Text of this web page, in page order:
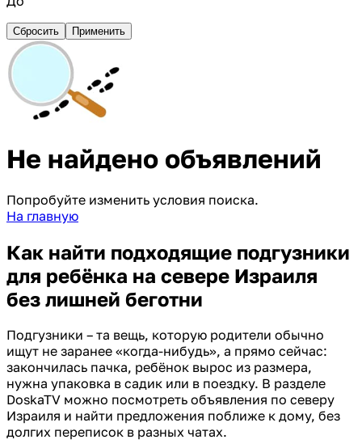
Сбросить Применить
Не найдено объявлений
Попробуйте изменить условия поиска.
На главную
Как найти подходящие подгузники
для ребёнка на севере Израиля
без лишней беготни
Подгузники – та вещь, которую родители обычно
ищут не заранее «когда-нибудь», а прямо сейчас:
закончилась пачка, ребёнок вырос из размера,
нужна упаковка в садик или в поездку. В разделе
DoskaTV можно посмотреть объявления по северу
Израиля и найти предложения поближе к дому, без
долгих переписок в разных чатах.